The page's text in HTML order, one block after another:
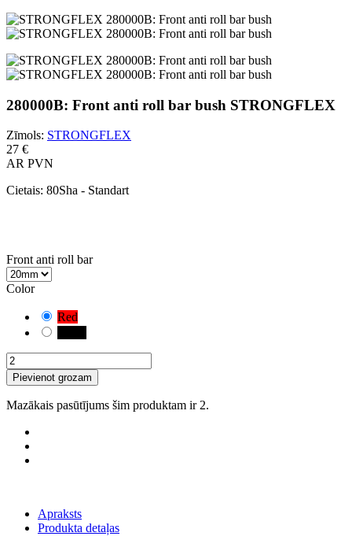
280000B: Front anti roll bar bush STRONGFLEX
Zīmols: STRONGFLEX
27 €
AR PVN
Cietais: 80Sha - Standart
Front anti roll bar
Color
Red
Pievienot grozam
Mazākais pasūtījums šim produktam ir 2.
Apraksts
Produkta detaļas